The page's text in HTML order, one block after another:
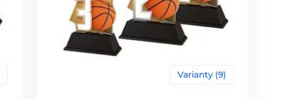
Varianty (9)